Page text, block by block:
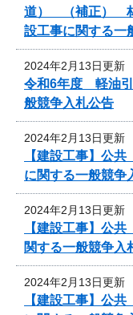
道） （補正）
設工事に関する一
2024年2月13日更新
令和6年度 軽油引
般競争入札公告
2024年2月13日更新
【建設工事】公
に関する一般競争
2024年2月13日更新
【建設工事】公
関する一般競争入
2024年2月13日更新
【建設工事】公